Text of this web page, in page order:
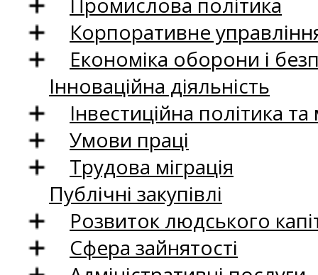
Корпоративне
Економіка оборони і
Інноваційна діяльність
Інвестиційна політика
Умови праці
Трудова міграція
Публічні закупівлі
Розвиток людського
Сфера зайнятості